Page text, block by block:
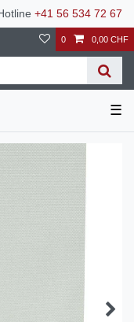
+41 56 534 72 67
0 0,00 CHF
☰